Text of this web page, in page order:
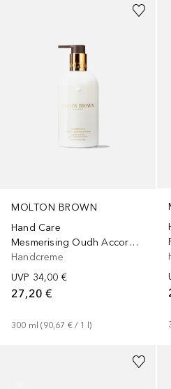
MOLTON BROWN
Hand Care
Mesmerising Oudh Accord & Gold Hand Lotion
Handcreme
UVP 34,00 €
27,20 €
300 ml (90,67 € / 1 l)